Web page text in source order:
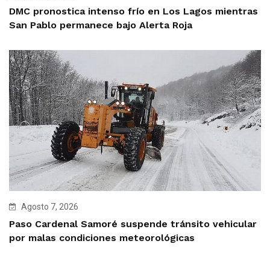
DMC pronostica intenso frío en Los Lagos mientras
San Pablo permanece bajo Alerta Roja
Agosto 7, 2026
Paso Cardenal Samoré suspende tránsito vehicular
por malas condiciones meteorológicas